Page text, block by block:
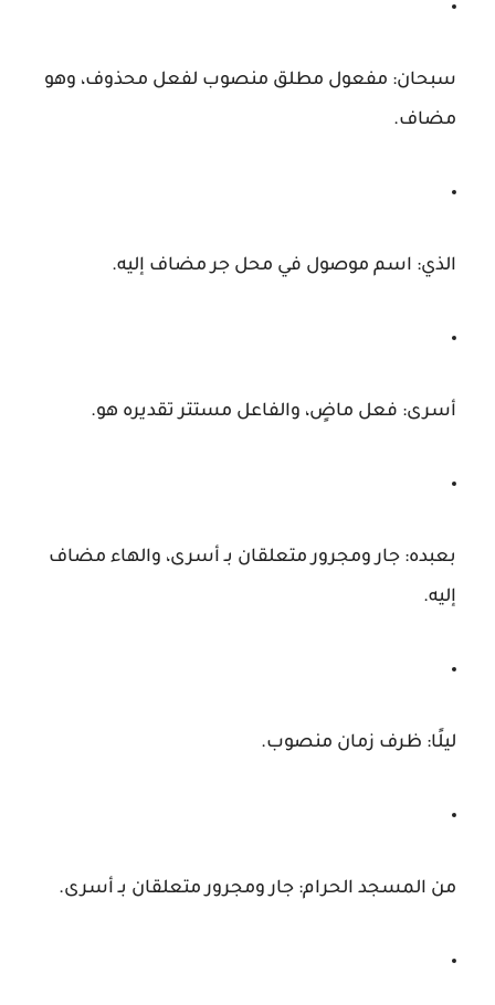
سبحان: مفعول مطلق منصوب لفعل محذوف، وهو
مضاف.
الذي: اسم موصول في محل جر مضاف إليه.
أسرى: فعل ماضٍ، والفاعل مستتر تقديره هو.
بعبده: جار ومجرور متعلقان بـ أسرى، والهاء مضاف
إليه.
ليلًا: ظرف زمان منصوب.
من المسجد الحرام: جار ومجرور متعلقان بـ أسرى.